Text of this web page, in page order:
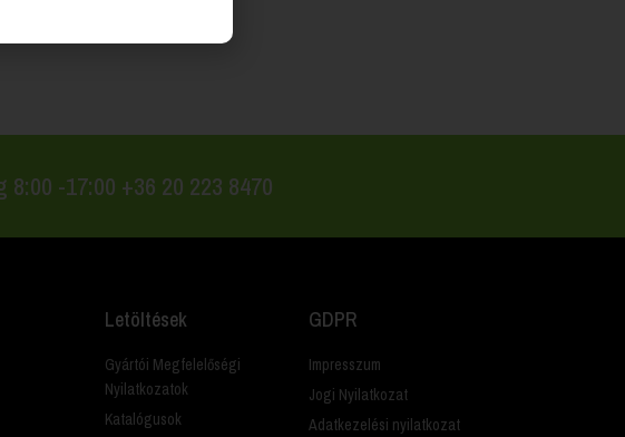
-17:00 +36 20 223 8470
Letöltések
Gyártói Megfelelőségi
Nyilatkozatok
Katalógusok
GDPR
Impresszum
Jogi Nyilatkozat
Adatkezelési nyilatkozat